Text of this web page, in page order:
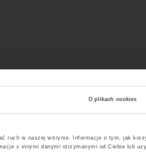
O plikach cookies
ruch w naszej witrynie. Informacje o tym, jak
z innymi danymi otrzymanymi od Ciebie lub